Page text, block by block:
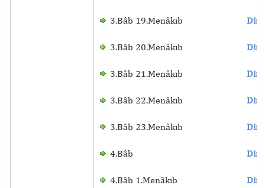
3.Bâb 19.Menâkıb
3.Bâb 20.Menâkıb
3.Bâb 21.Menâkıb
3.Bâb 22.Menâkıb
3.Bâb 23.Menâkıb
4.Bâb
4.Bâb 1.Menâkıb